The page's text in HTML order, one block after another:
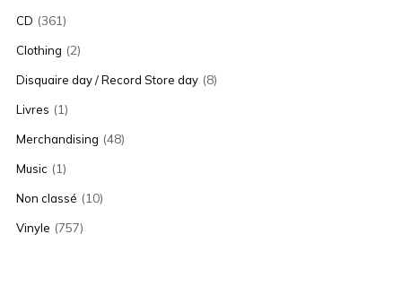
CD (361)
Clothing (2)
Disquaire day / Record Store day (8)
Livres (1)
Merchandising (48)
Music (1)
Non classé (10)
Vinyle (757)